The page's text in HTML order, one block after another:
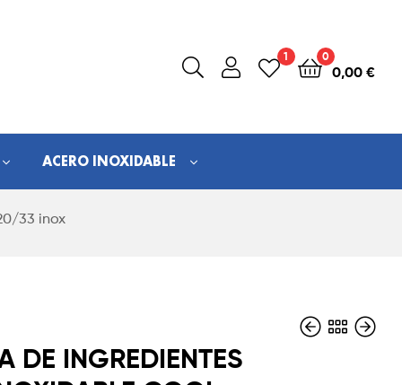
1 0
0,00 €
ACERO INOXIDABLE
33 inox
DE INGREDIENTES